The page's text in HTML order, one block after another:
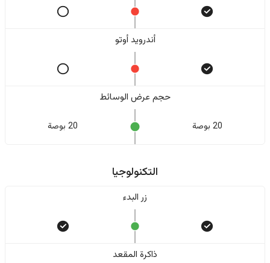
أندرويد أوتو
حجم عرض الوسائط
20 بوصة 20 بوصة
التكنولوجيا
زر البدء
ذاكرة المقعد